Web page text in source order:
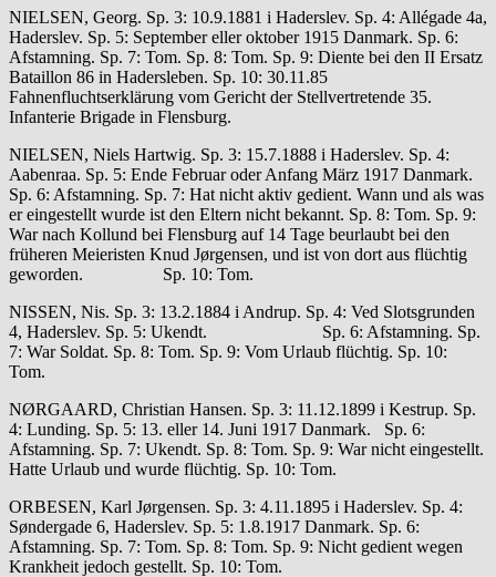
NIELSEN, Georg. Sp. 3: 10.9.1881 i Haderslev. Sp. 4: Allégade 4a,
Haderslev. Sp. 5: September eller oktober 1915 Danmark. Sp. 6:
Afstamning. Sp. 7: Tom. Sp. 8: Tom. Sp. 9: Diente bei den II Ersatz
Bataillon 86 in Hadersleben. Sp. 10: 30.11.85
Fahnenfluchtserklärung vom Gericht der Stellvertretende 35.
Infanterie Brigade in Flensburg.
NIELSEN, Niels Hartwig. Sp. 3: 15.7.1888 i Haderslev. Sp. 4:
Aabenraa. Sp. 5: Ende Februar oder Anfang März 1917 Danmark.
Sp. 6: Afstamning. Sp. 7: Hat nicht aktiv gedient. Wann und als was
er eingestellt wurde ist den Eltern nicht bekannt. Sp. 8: Tom. Sp. 9:
War nach Kollund bei Flensburg auf 14 Tage beurlaubt bei den
früheren Meieristen Knud Jørgensen, und ist von dort aus flüchtig
geworden. Sp. 10: Tom.
NISSEN, Nis. Sp. 3: 13.2.1884 i Andrup. Sp. 4: Ved Slotsgrunden
4, Haderslev. Sp. 5: Ukendt. Sp. 6: Afstamning. Sp.
7: War Soldat. Sp. 8: Tom. Sp. 9: Vom Urlaub flüchtig. Sp. 10:
Tom.
NØRGAARD, Christian Hansen. Sp. 3: 11.12.1899 i Kestrup. Sp.
4: Lunding. Sp. 5: 13. eller 14. Juni 1917 Danmark. Sp. 6:
Afstamning. Sp. 7: Ukendt. Sp. 8: Tom. Sp. 9: War nicht eingestellt.
Hatte Urlaub und wurde flüchtig. Sp. 10: Tom.
ORBESEN, Karl Jørgensen. Sp. 3: 4.11.1895 i Haderslev. Sp. 4:
Søndergade 6, Haderslev. Sp. 5: 1.8.1917 Danmark. Sp. 6:
Afstamning. Sp. 7: Tom. Sp. 8: Tom. Sp. 9: Nicht gedient wegen
Krankheit jedoch gestellt. Sp. 10: Tom.